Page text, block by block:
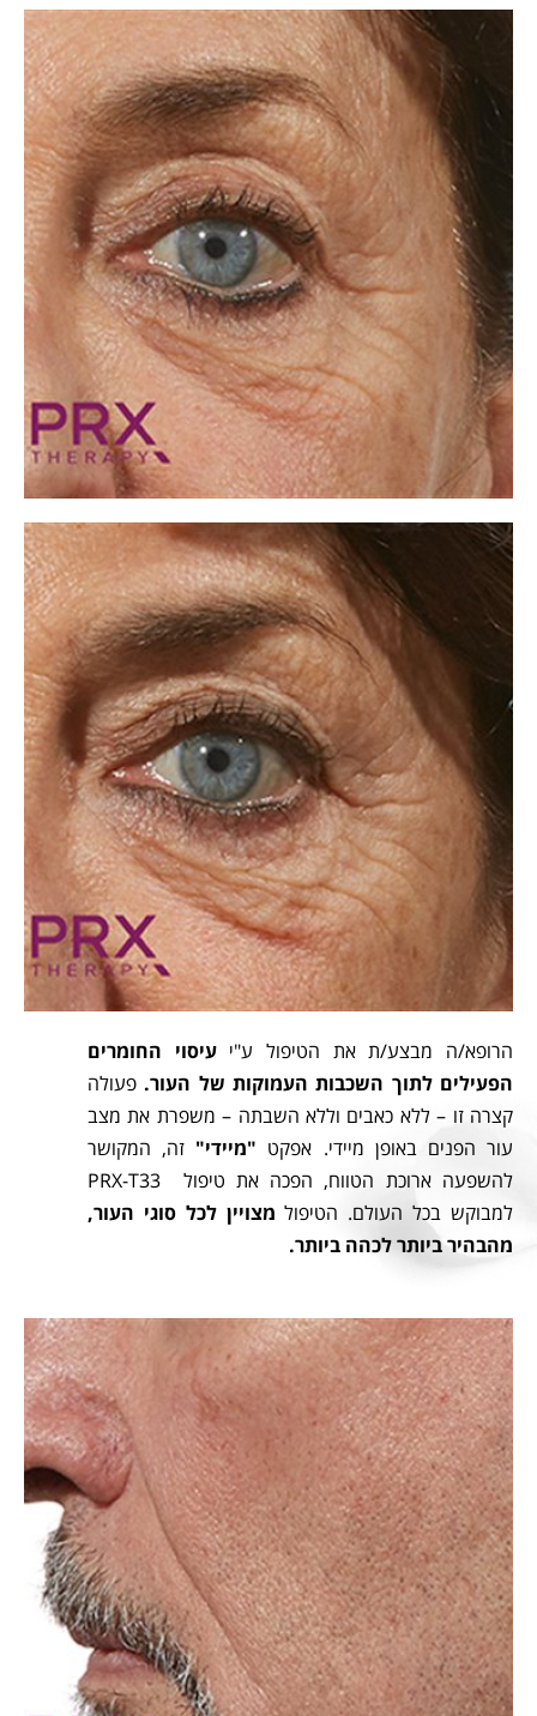
הרופא/ה מבצע/ת את הטיפול ע"יעיסוי החומרים
הפעילים לתוך השכבות העמוקות של העור. פעולה
קצרה זו – ללא כאבים וללא השבתה – משפרת את מצב
עור הפנים באופן מיידי. אפקט "מיידי" זה, המקושר
להשפעה ארוכת הטווח, הפכה את טיפול PRX-T33
למבוקש בכל העולם. הטיפול מצויין לכל סוגי העור,
מהבהיר ביותר לכהה ביותר.